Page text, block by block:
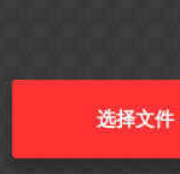
选择文件